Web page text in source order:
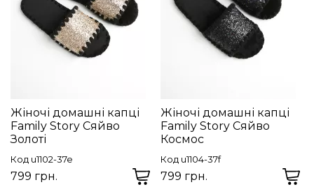
Жіночі домашні капці
Family Story Сяйво
Золоті
Код u1102-37e
799 грн.
Жіночі домашні капці
Family Story Сяйво
Космос
Код u1104-37f
799 грн.